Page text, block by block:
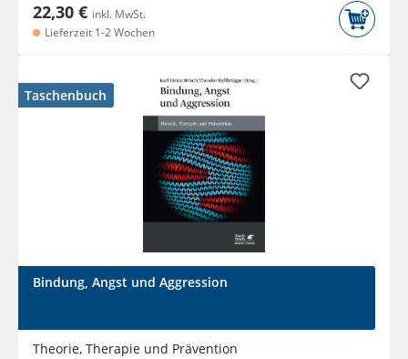
22,30 € inkl. MwSt.
Lieferzeit 1-2 Wochen
Taschenbuch
Bindung, Angst und Aggression
Theorie, Therapie und Prävention